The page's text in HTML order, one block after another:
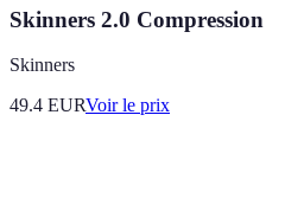
Skinners 2.0 Compression
Skinners
49.4 EURVoir le prix